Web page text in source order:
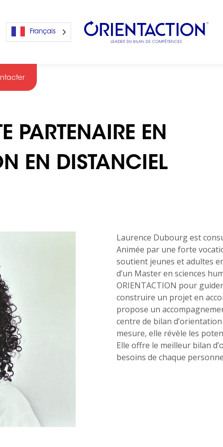
Français
24h
PARTENAIRE EN
EN DISTANCIEL
Laurence Dubourg est
Animée par une forte
soutient jeunes et adultes
d’un Master en sciences
ORIENTACTION pour
construire un projet en
propose un
centre de bilan
mesure, elle révèle les
Elle offre le meilleur bilan
besoins de chaque